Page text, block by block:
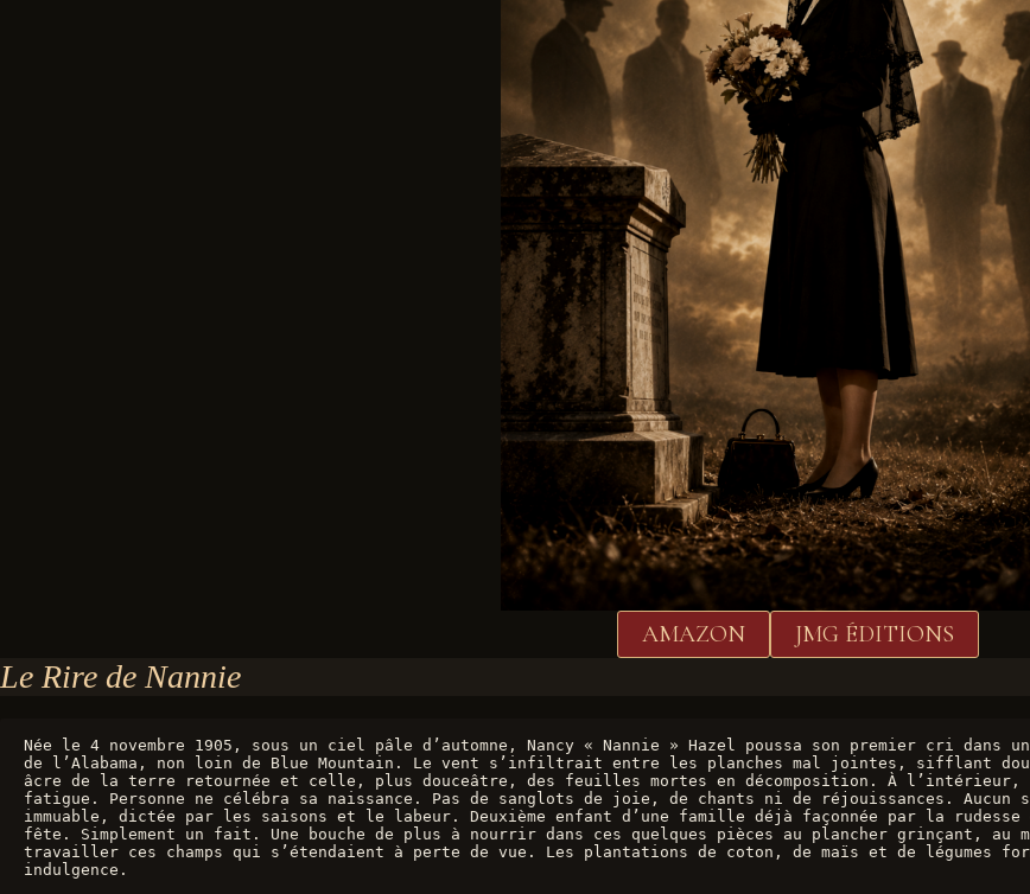
AMAZON JMG ÉDITIONS
Le Rire de Nannie
Née le 4 novembre 1905, sous un ciel pâle d’automne, Nancy « Nannie » Hazel poussa son premier cri
de l’Alabama, non loin de Blue Mountain. Le vent s’infiltrait entre les planches mal jointes, sifflant
âcre de la terre retournée et celle, plus douceâtre, des feuilles mortes en décomposition. À
fatigue. Personne ne célébra sa naissance. Pas de sanglots de joie, de chants ni de réjouissances.
immuable, dictée par les saisons et le labeur. Deuxième enfant d’une famille déjà façonnée par la
fête. Simplement un fait. Une bouche de plus à nourrir dans ces quelques pièces au plancher grinçant,
travailler ces champs qui s’étendaient à perte de vue. Les plantations de coton, de maïs et de légumes
indulgence.